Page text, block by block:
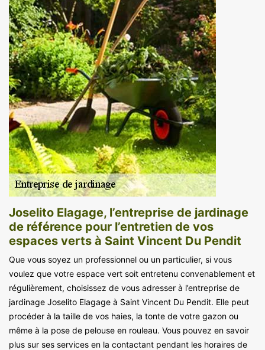
Joselito Elagage, l’entreprise de jardinage
de référence pour l’entretien de vos
espaces verts à Saint Vincent Du Pendit
Que vous soyez un professionnel ou un particulier, si vous
voulez que votre espace vert soit entretenu convenablement et
régulièrement, choisissez de vous adresser à l’entreprise de
jardinage Joselito Elagage à Saint Vincent Du Pendit. Elle peut
procéder à la taille de vos haies, la tonte de votre gazon ou
même à la pose de pelouse en rouleau. Vous pouvez en savoir
plus sur ses services en la contactant pendant les horaires de